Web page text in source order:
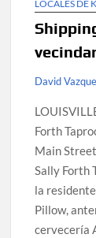
LOCALES DE
David
Forth
Main
Sally Forth
la
Pillow,
cervecería